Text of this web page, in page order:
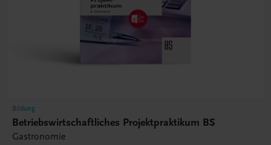
Bildung
Betriebswirtschaftliches Projektpraktikum BS
Gastronomie